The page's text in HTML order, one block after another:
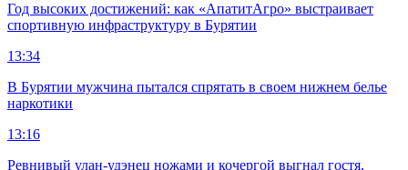
Год высоких достижений: как «АпатитАгро» выстраивает
спортивную инфраструктуру в Бурятии
13:34
В Бурятии мужчина пытался спрятать в своем нижнем белье
наркотики
13:16
Ревнивый улан-удэнец ножами и кочергой выгнал гостя,